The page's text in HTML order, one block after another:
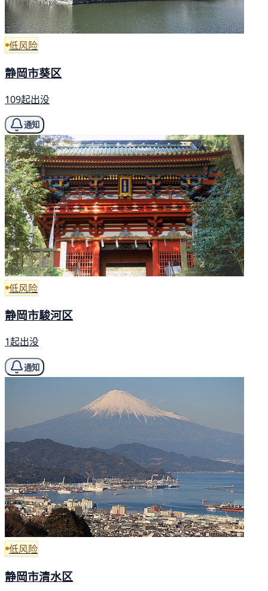
低风险
静岡市葵区
109起出没
通知
低风险
静岡市駿河区
1起出没
通知
低风险
静岡市清水区